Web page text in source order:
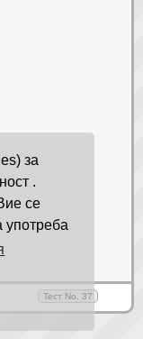
за
.
се
употреба
Тест No. 37